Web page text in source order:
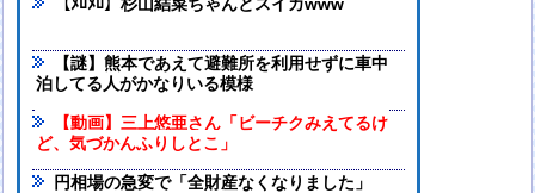
【ﾒﾛﾒﾛ】杉山結菜ちゃんとスイカwww
【謎】熊本であえて避難所を利用せずに車中
泊してる人がかなりいる模様
【動画】三上悠亜さん「ビーチクみえてるけ
ど、気づかんふりしとこ」
円相場の急変で「全財産なくなりました」